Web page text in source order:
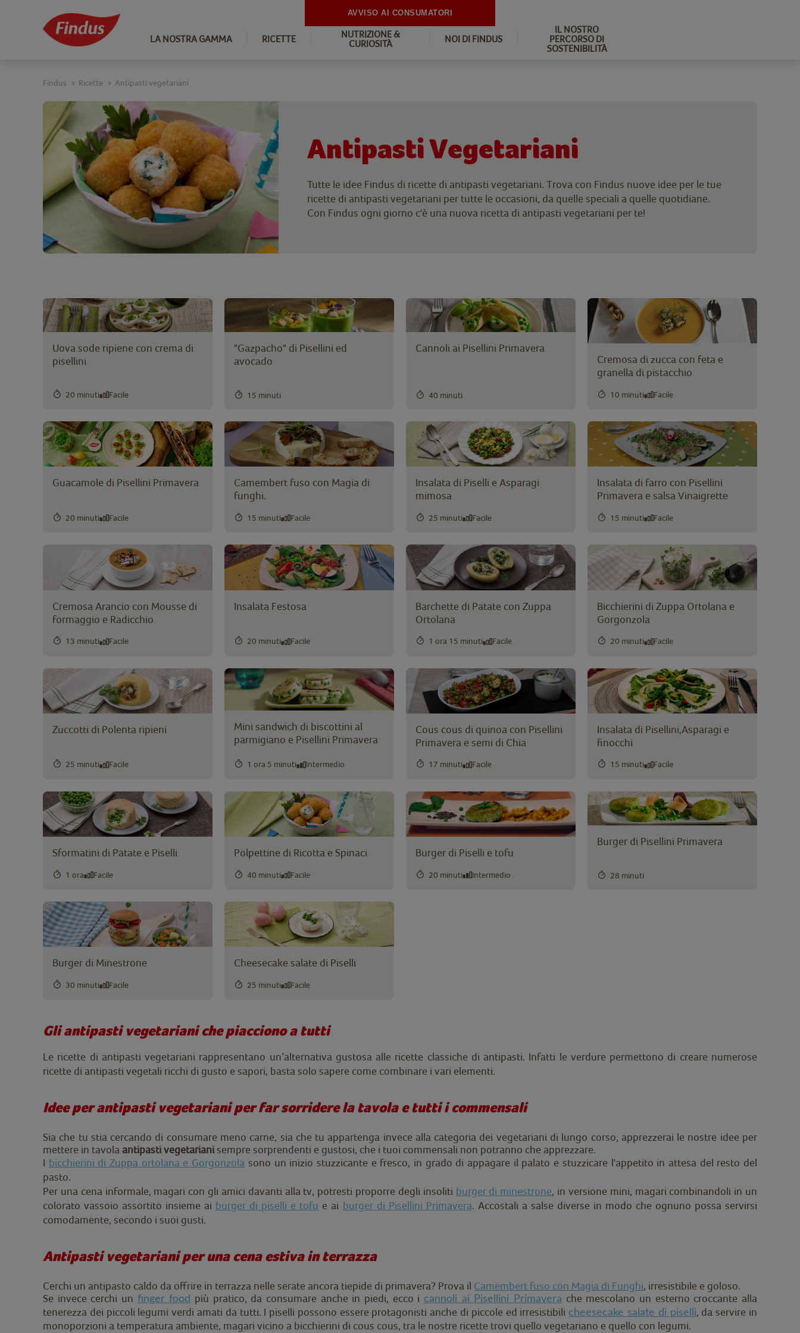
LA NOSTRA GAMMA RICETTE
NUTRIZIONE &
CURIOSITÀ
NOI DI FINDUS
IL NOSTRO
PERCORSO DI
SOSTENIBILITÀ
Antipasti Vegetariani
Tutte le idee Findus di ricette di antipasti vegetariani. Trova con Findus nuove idee per le tue
ricette di antipasti vegetariani per tutte le occasioni, da quelle speciali a quelle quotidiane.
Con Findus ogni giorno c'è una nuova ricetta di antipasti vegetariani per te!
Findus > Ricette > Antipasti vegetariani
Uova sode ripiene con crema di
pisellini
20 minuti Facile
"Gazpacho" di Pisellini ed
avocado
15 minuti
Cannoli ai Pisellini Primavera
40 minuti
Cremosa di zucca con feta e
granella di pistacchio
10 minuti Facile
Guacamole di Pisellini Primavera
20 minuti Facile
Camembert fuso con Magia di
funghi.
15 minuti Facile
Insalata di Piselli e Asparagi
mimosa
25 minuti Facile
Insalata di farro con Pisellini
Primavera e salsa Vinaigrette
15 minuti Facile
Cremosa Arancio con Mousse di
formaggio e Radicchio
13 minuti Facile
Insalata Festosa
20 minuti Facile
Barchette di Patate con Zuppa
Ortolana
1 ora 15 minuti Facile
Bicchierini di Zuppa Ortolana e
Gorgonzola
20 minuti Facile
Zuccotti di Polenta ripieni
25 minuti Facile
Mini sandwich di biscottini al
parmigiano e Pisellini Primavera
1 ora 5 minuti Intermedio
Cous cous di quinoa con Pisellini
Primavera e semi di Chia
17 minuti Facile
Insalata di Pisellini,Asparagi e
finocchi
15 minuti Facile
Sformatini di Patate e Piselli
1 ora Facile
Polpettine di Ricotta e Spinaci
40 minuti Facile
Burger di Piselli e tofu
20 minuti Intermedio
Burger di Pisellini Primavera
28 minuti
Burger di Minestrone
30 minuti Facile
Cheesecake salate di Piselli
25 minuti Facile
Gli antipasti vegetariani che piacciono a tutti
Le ricette di antipasti vegetariani rappresentano un’alternativa gustosa alle ricette classiche di antipasti. Infatti le verdure permettono di creare numerose
ricette di antipasti vegetali ricchi di gusto e sapori, basta solo sapere come combinare i vari elementi.
Idee per antipasti vegetariani per far sorridere la tavola e tutti i commensali
Sia che tu stia cercando di consumare meno carne, sia che tu appartenga invece alla categoria dei vegetariani di lungo corso, apprezzerai le nostre idee per
mettere in tavola antipasti vegetarianisempre sorprendenti e gustosi, che i tuoi commensali non potranno che apprezzare.
I bicchierini di Zuppa ortolana e Gorgonzola sono un inizio stuzzicante e fresco, in grado di appagare il palato e stuzzicare l'appetito in attesa del resto del
pasto.
Per una cena informale, magari con gli amici davanti alla tv, potresti proporre degli insoliti burger di minestrone, in versione mini, magari combinandoli in un
colorato vassoio assortito insieme ai burger di piselli e tofu e ai burger di Pisellini Primavera. Accostali a salse diverse in modo che ognuno possa servirsi
comodamente, secondo i suoi gusti.
Antipasti vegetariani per una cena estiva in terrazza
Cerchi un antipasto caldo da offrire in terrazza nelle serate ancora tiepide di primavera? Prova il Camembert fuso con Magia di Funghi, irresistibile e goloso.
Se invece cerchi un finger food più pratico, da consumare anche in piedi, ecco i cannoli ai Pisellini Primavera che mescolano un esterno croccante alla
tenerezza dei piccoli legumi verdi amati da tutti. I piselli possono essere protagonisti anche di piccole ed irresistibili cheesecake salate di piselli, da servire in
monoporzioni a temperatura ambiente, magari vicino a bicchierini di cous cous, tra le nostre ricette trovi quello vegetariano e quello con legumi.
AVVISO AI CONSUMATORI